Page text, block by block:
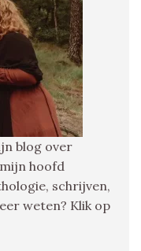
blog over
hoofd
schrijven,
weten? Klik op